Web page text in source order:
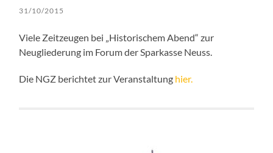
31/10/2015
Viele Zeitzeugen bei „Historischem Abend“ zur
Neugliederung im Forum der Sparkasse Neuss.
Die NGZ berichtet zur Veranstaltung hier.